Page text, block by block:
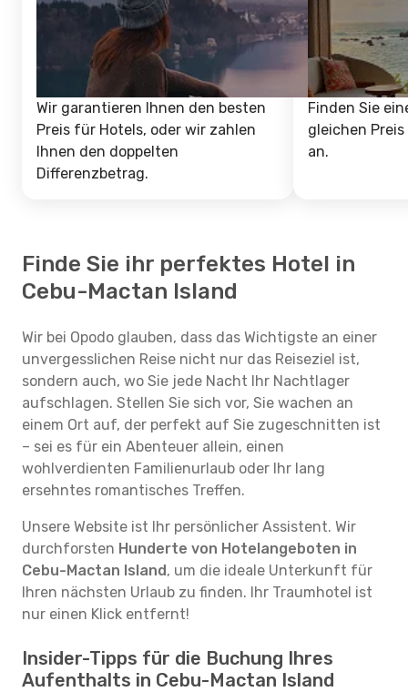
Wir garantieren Ihnen den besten
Preis für Hotels, oder wir zahlen
Ihnen den doppelten
Differenzbetrag.
Finden Sie
gleichen
an.
Finde Sie ihr perfektes Hotel in
Cebu-Mactan Island
Wir bei Opodo glauben, dass das Wichtigste an einer
unvergesslichen Reise nicht nur das Reiseziel ist,
sondern auch, wo Sie jede Nacht Ihr Nachtlager
aufschlagen. Stellen Sie sich vor, Sie wachen an
einem Ort auf, der perfekt auf Sie zugeschnitten ist
– sei es für ein Abenteuer allein, einen
wohlverdienten Familienurlaub oder Ihr lang
ersehntes romantisches Treffen.
Unsere Website ist Ihr persönlicher Assistent. Wir
durchforsten Hunderte von Hotelangeboten in
Cebu-Mactan Island, um die ideale Unterkunft für
Ihren nächsten Urlaub zu finden. Ihr Traumhotel ist
nur einen Klick entfernt!
Insider-Tipps für die Buchung Ihres
Aufenthalts in Cebu-Mactan Island